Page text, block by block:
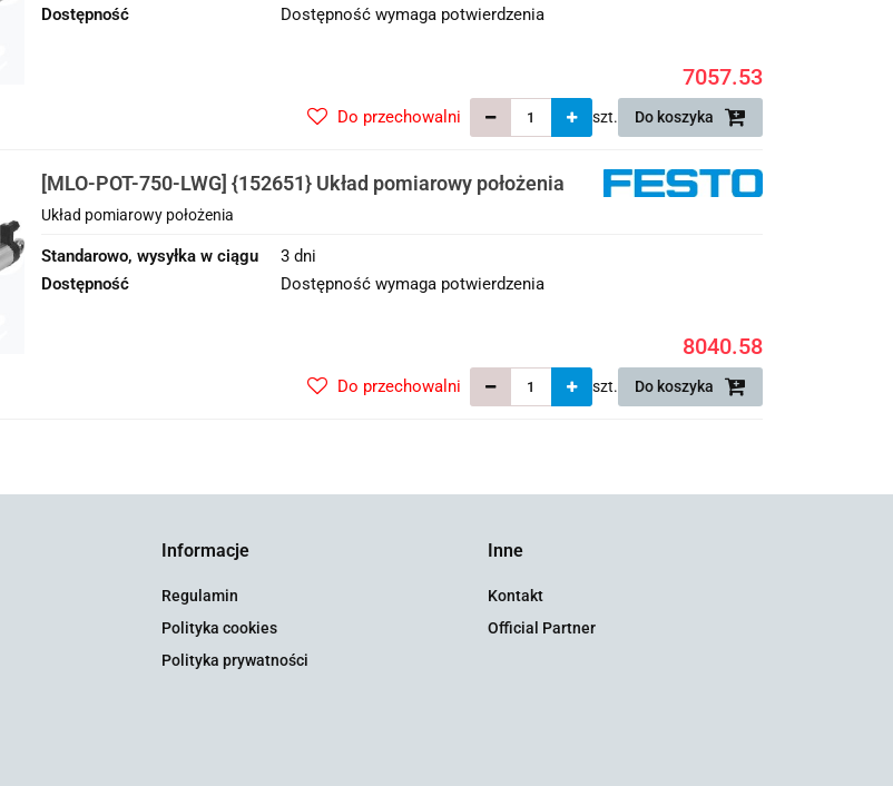
Dostępność
Dostępność wymaga potwierdzenia
7057.53
szt. Do koszyka
Do przechowalni
[MLO-POT-750-LWG] {152651} Układ pomiarowy położenia
Układ pomiarowy położenia
Standarowo, wysyłka w ciągu
3 dni
Dostępność
Dostępność wymaga potwierdzenia
8040.58
szt. Do koszyka
Do przechowalni
Informacje
Regulamin
Polityka cookies
Polityka prywatności
Inne
Kontakt
Official Partner